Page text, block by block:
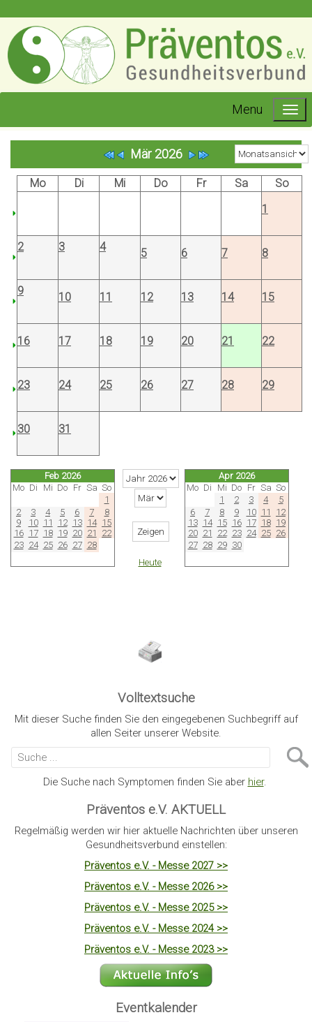
Menu
Mär 2026
Mo Di Mi Do Fr Sa
So
1
2 3 4 5 6 7 8
9 10 11 12 13 14 15
16 17 18 19 20 21 22
23 24 25 26 27 28 29
30 31
Feb 2026
Mo Di Mi Do Fr Sa So
1
2
3 4 5 6 7
8
9
10 11 12 13 14 15
16 17 18 19 20 21
22
23 24 25 26 27 28
Heute
Apr 2026
Mo Di Mi Do Fr Sa So
1
2 3 4
5
6
7 8 9 10 11
12
13 14 15 16 17 18 19
20 21 22 23 24 25 26
27 28 29 30
Volltextsuche
Mit dieser Suche finden Sie den eingegebenen Suchbegriff auf
allen Seiter unserer Website.
Die Suche nach Symptomen finden Sie aber hier.
Präventos e.V. AKTUELL
Regelmäßig werden wir hier aktuelle Nachrichten über unseren
Gesundheitsverbund einstellen:
Präventos e.V. - Messe 2027 >>
Präventos e.V. - Messe 2026 >>
Präventos e.V. - Messe 2025 >>
Präventos e.V. - Messe 2024 >>
Präventos e.V. - Messe 2023 >>
Eventkalender